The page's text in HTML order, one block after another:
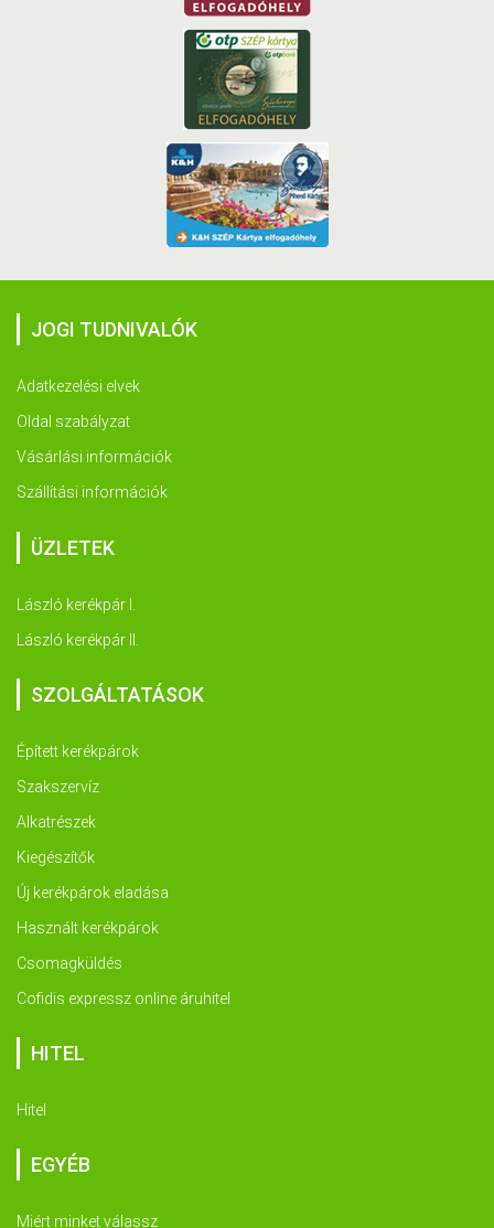
JOGI TUDNIVALÓK
Adatkezelési elvek
Oldal szabályzat
Vásárlási információk
Szállítási információk
ÜZLETEK
László kerékpár I.
László kerékpár II.
SZOLGÁLTATÁSOK
Épített kerékpárok
Szakszervíz
Alkatrészek
Kiegészítők
Új kerékpárok eladása
Használt kerékpárok
Csomagküldés
Cofidis expressz online áruhitel
HITEL
Hitel
EGYÉB
Miért minket válassz